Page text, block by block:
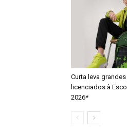
Curta leva
licenciados à
2026*